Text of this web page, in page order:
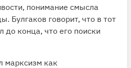
понимание смысла
Булгаков говорит, что в тот
до конца, что его поиски
марксизм как